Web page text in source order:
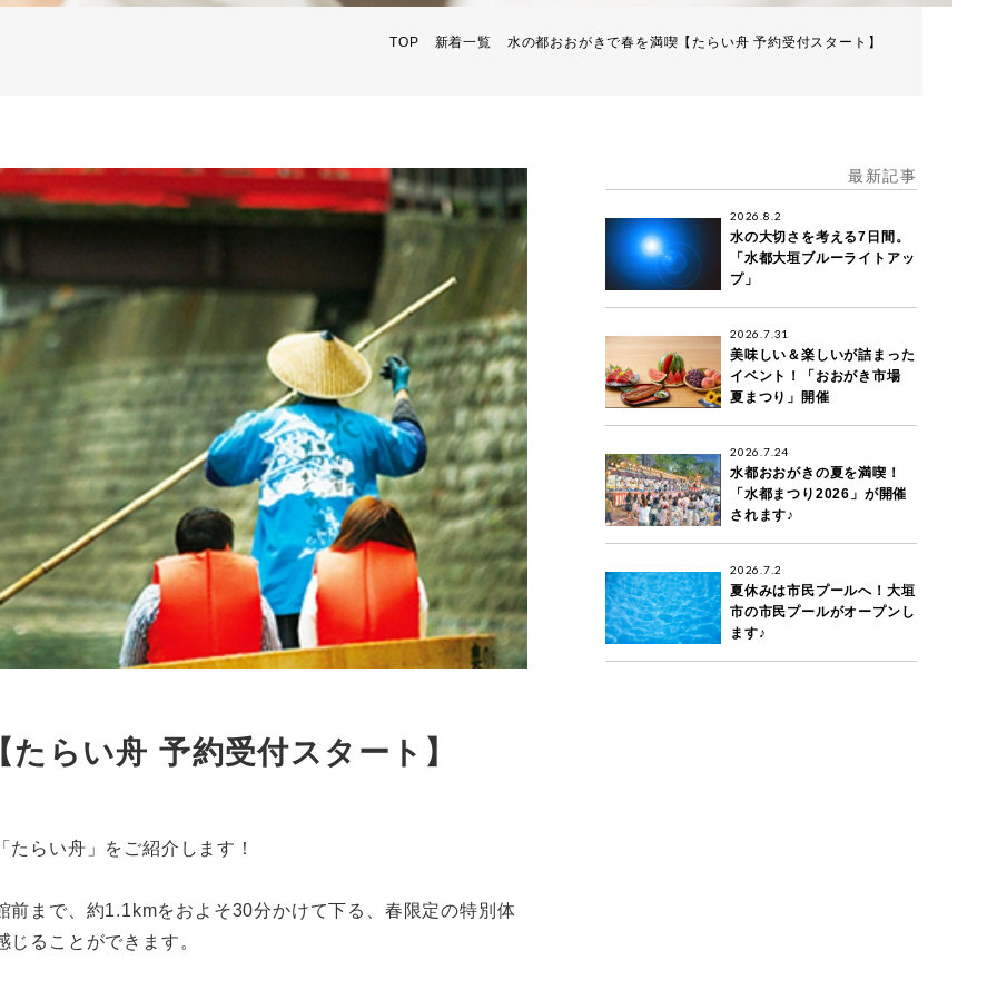
TOP 新着一覧 水の都おおがきで春を満喫【たらい舟 予約受付スタート】
らい舟 予約受付スタート】
らい舟」をご紹介します！
まで、約1.1kmをおよそ30分かけて下る、春限定の特別体
ることができます。
最新記事
2026.8.2
水の大切さを考える7日間。
「水都大垣ブルーライトアッ
プ」
2026.7.31
美味しい＆楽しいが詰まった
イベント！「おおがき市場
夏まつり」開催
2026.7.24
水都おおがきの夏を満喫！
「水都まつり2026」が開催
されます♪
2026.7.2
夏休みは市民プールへ！大垣
市の市民プールがオープンし
ます♪